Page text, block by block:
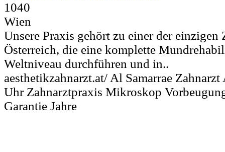
1040
Wien
Unsere Praxis gehört zu einer der einzigen
Österreich, die eine komplette
Weltniveau durchführen und in..
aesthetikzahnarzt.at/ Al Samarrae
Uhr Zahnarztpraxis Mikroskop
Garantie Jahre